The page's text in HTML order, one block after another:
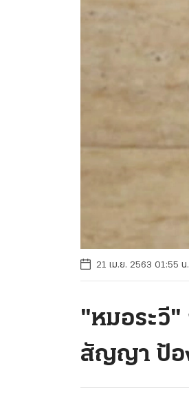
21 เม.ย. 2563 01:55 น.
"หมอระวี"
สัญญา ป้อ